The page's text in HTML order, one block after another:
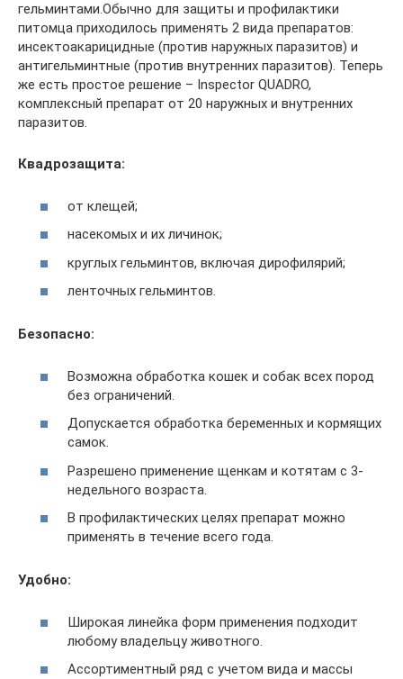
гельминтами.Обычно для защиты и профилактики
питомца приходилось применять 2 вида препаратов:
инсектоакарицидные (против наружных паразитов) и
антигельминтные (против внутренних паразитов). Теперь
же есть простое решение – Inspector QUADRO,
комплексный препарат от 20 наружных и внутренних
паразитов.
Квадрозащита:
от клещей;
насекомых и их личинок;
круглых гельминтов, включая дирофилярий;
ленточных гельминтов.
Безопасно:
Возможна обработка кошек и собак всех пород
без ограничений.
Допускается обработка беременных и кормящих
самок.
Разрешено применение щенкам и котятам с 3-
недельного возраста.
В профилактических целях препарат можно
применять в течение всего года.
Удобно:
Широкая линейка форм применения подходит
любому владельцу животного.
Ассортиментный ряд с учетом вида и маcсы